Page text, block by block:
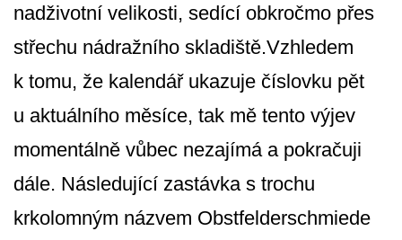
nadživotní velikosti, sedící obkročmo přes
střechu nádražního skladiště.Vzhledem
k tomu, že kalendář ukazuje číslovku pět
u aktuálního měsíce, tak mě tento výjev
momentálně vůbec nezajímá a pokračuji
dále. Následující zastávka s trochu
krkolomným názvem Obstfelderschmiede